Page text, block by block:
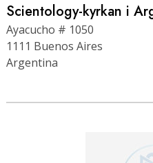
Scientology-kyrkan i
Ayacucho # 1050
1111 Buenos Aires
Argentina